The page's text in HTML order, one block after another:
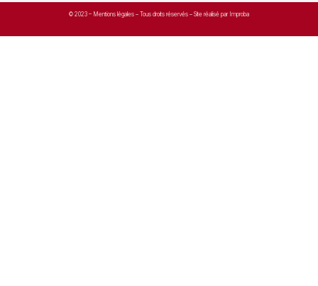
© 2023 – Mentions légales – Tous droits réservés – Site réalisé par Improba